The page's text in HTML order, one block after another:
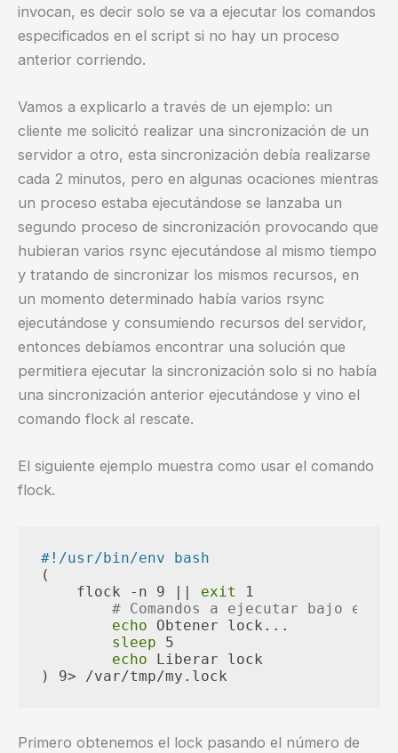
invocan, es decir solo se va a ejecutar los comandos
especificados en el script si no hay un proceso
anterior corriendo.
Vamos a explicarlo a través de un ejemplo: un
cliente me solicitó realizar una sincronización de un
servidor a otro, esta sincronización debía realizarse
cada 2 minutos, pero en algunas ocaciones mientras
un proceso estaba ejecutándose se lanzaba un
segundo proceso de sincronización provocando que
hubieran varios rsync ejecutándose al mismo tiempo
y tratando de sincronizar los mismos recursos, en
un momento determinado había varios rsync
ejecutándose y consumiendo recursos del servidor,
entonces debíamos encontrar una solución que
permitiera ejecutar la sincronización solo si no había
una sincronización anterior ejecutándose y vino el
comando flock al rescate.
El siguiente ejemplo muestra como usar el comando
flock.
#!/usr/bin/env bash
(
    flock -n 9 ||
exit
1
# Comandos a ejecutar bajo el
echo Obtener lock...
sleep 5
echo Liberar lock
Primero obtenemos el lock pasando el número de